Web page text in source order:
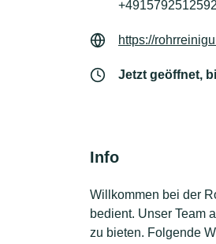
https://
Jetzt geöffnet,
Info
Willkommen bei der
bedient. Unser Team
zu bieten. Folgende